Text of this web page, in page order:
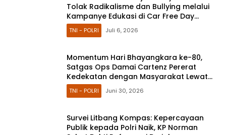
Tolak Radikalisme dan Bullying melalui
Kampanye Edukasi di Car Free Day
Makassar
TNI - POLRI Juli 6, 2026
Momentum Hari Bhayangkara ke-80,
Satgas Ops Damai Cartenz Pererat
Kedekatan dengan Masyarakat Lewat
Bakti Sosial
TNI - POLRI Juni 30, 2026
Survei Litbang Kompas: Kepercayaan
Publik kepada Polri Naik, KP Norman